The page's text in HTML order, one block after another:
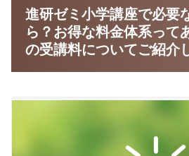
進研ゼミ小学講座で必要
ら？お得な料金体系って
の受講料についてご紹介